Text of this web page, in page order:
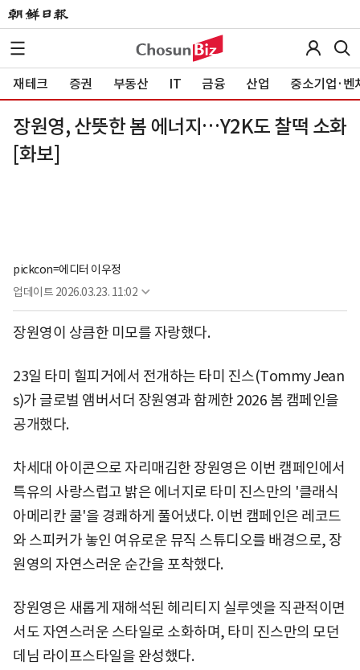
재테크 증권 부동산 IT 금융 산업 중소기업·벤
장원영, 산뜻한 봄 에너지…Y2K도 찰떡 소화
[화보]
pickcon=에디터 이우정
업데이트 2026.03.23. 11:02
장원영이 상큼한 미모를 자랑했다.
23일 타미 힐피거에서 전개하는 타미 진스(Tommy Jean
s)가 글로벌 앰버서더 장원영과 함께한 2026 봄 캠페인을
공개했다.
차세대 아이콘으로 자리매김한 장원영은 이번 캠페인에서
특유의 사랑스럽고 밝은 에너지로 타미 진스만의 '클래식
아메리칸 쿨'을 경쾌하게 풀어냈다. 이번 캠페인은 레코드
와 스피커가 놓인 여유로운 뮤직 스튜디오를 배경으로, 장
원영의 자연스러운 순간을 포착했다.
장원영은 새롭게 재해석된 헤리티지 실루엣을 직관적이면
서도 자연스러운 스타일로 소화하며, 타미 진스만의 모던
데님 라이프스타일을 완성했다.